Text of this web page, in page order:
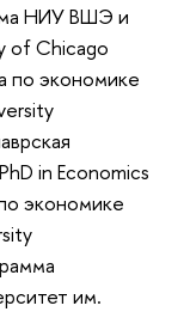
НИУ ВШЭ и
of Chicago
по экономике
in Economics
экономике
им.